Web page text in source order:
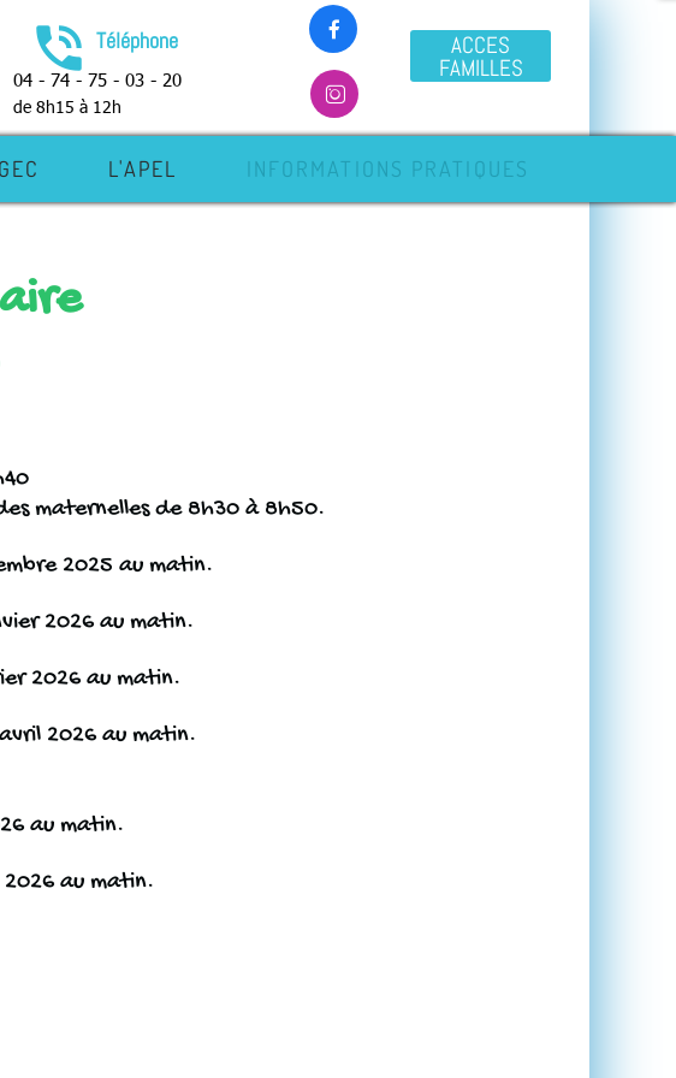
L'APEL INFORMATIONS PRATIQUES
phone_in_talk Téléphone
04 - 74 - 75 - 03 - 20
de 8h15 à 12h


ACCES
FAMILLES
maternelles de 8h30 à 8h50.
2025 au matin.
2026 au matin.
2026 au matin.
2026 au matin.
au matin.
au matin.